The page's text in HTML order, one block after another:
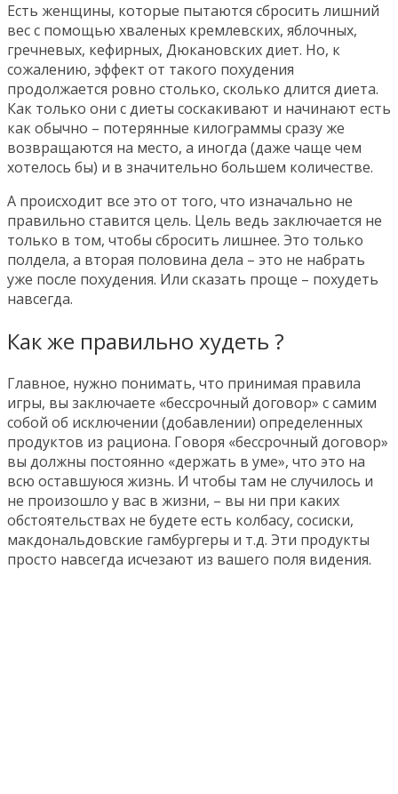
Есть женщины, которые пытаются сбросить лишний
вес с помощью хваленых кремлевских, яблочных,
гречневых, кефирных, Дюкановских диет. Но, к
сожалению, эффект от такого похудения
продолжается ровно столько, сколько длится диета.
Как только они с диеты соскакивают и начинают есть
как обычно – потерянные килограммы сразу же
возвращаются на место, а иногда (даже чаще чем
хотелось бы) и в значительно большем количестве.
А происходит все это от того, что изначально не
правильно ставится цель. Цель ведь заключается не
только в том, чтобы сбросить лишнее. Это только
полдела, а вторая половина дела – это не набрать
уже после похудения. Или сказать проще – похудеть
навсегда.
Как же правильно худеть ?
Главное, нужно понимать, что принимая правила
игры, вы заключаете «бессрочный договор» с самим
собой об исключении (добавлении) определенных
продуктов из рациона. Говоря «бессрочный договор»
вы должны постоянно «держать в уме», что это на
всю оставшуюся жизнь. И чтобы там не случилось и
не произошло у вас в жизни, – вы ни при каких
обстоятельствах не будете есть колбасу, сосиски,
макдональдовские гамбургеры и т.д. Эти продукты
просто навсегда исчезают из вашего поля видения.